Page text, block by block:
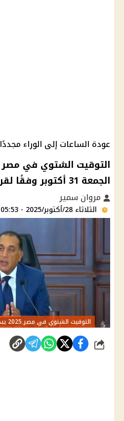
عودة الساعات إلى الوراء مجددًا
الجمعة 31 أكتوبر وفقًا لقرار مجلس الوزراء
مروان سمير
الثلاثاء 28/أكتوبر/2025 - 05:53 م
التوقيت الشتوي في مصر 2025 يبدأ رسميًا يوم الجمعة 31 أكتوبر
شارك